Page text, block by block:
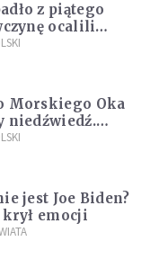
z piątego
ocalili
Morskiego Oka
niedźwiedź.
i TPN
jest Joe Biden?
krył emocji